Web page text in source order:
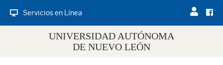
Servicios en Línea
UNIVERSIDAD AUTÓNOMA
DE NUEVO LEÓN